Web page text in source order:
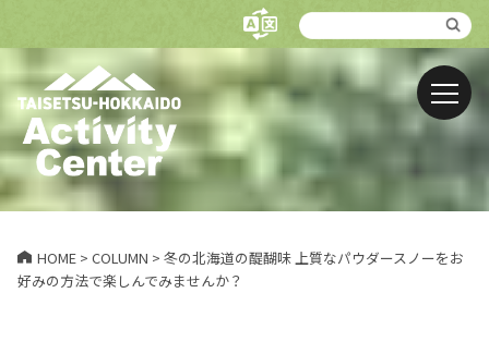
HOME> COLUMN > 冬の北海道の醍醐味 上質なパウダースノーをお
好みの方法で楽しんでみませんか？